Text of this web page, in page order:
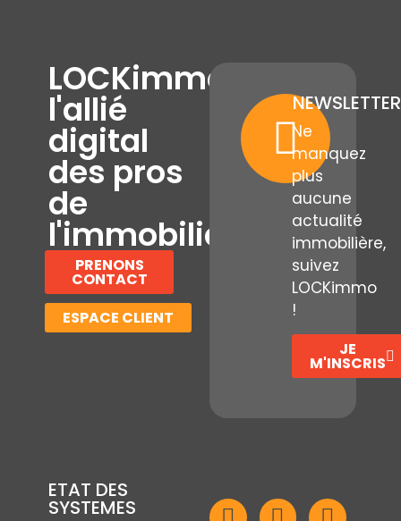
LOCKimmo,
l'allié
digital
des pros
de
l'immobilier
PRENONS
CONTACT
ESPACE CLIENT
NEWSLETTER
Ne
manquez
plus
aucune
actualité
immobilière,
suivez
LOCKimmo
!
JE
M'INSCRIS
ETAT DES
SYSTEMES